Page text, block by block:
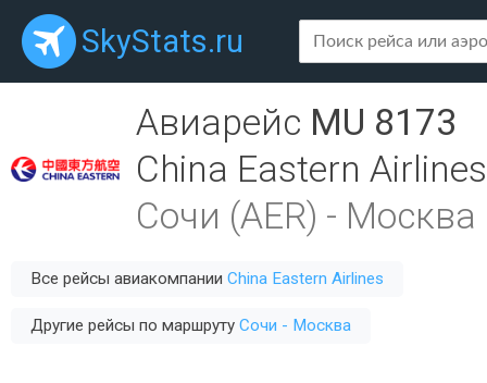
SkyStats.ru
Авиарейс MU 8173
China Eastern Airlines
Сочи (AER) - Москва
Все рейсы авиакомпании China Eastern Airlines
Другие рейсы по маршруту Сочи - Москва